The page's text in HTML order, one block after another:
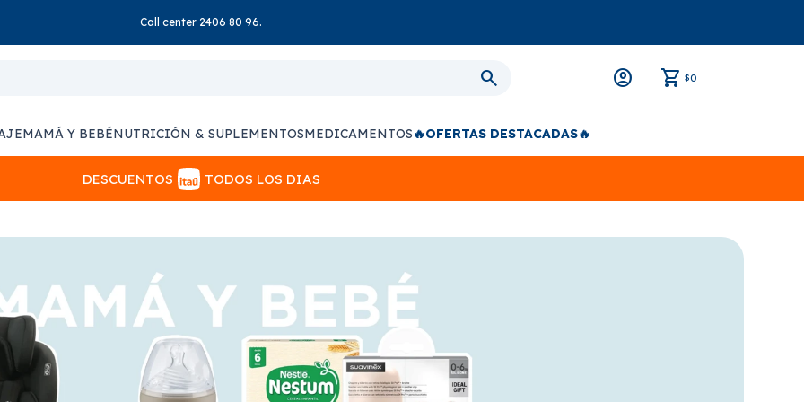
Call center 2406 80 96.
$0
MAMÁ Y BEBÉNUTRICIÓN & SUPLEMENTOSMEDICAMENTOS🔥OFERTAS DESTACADAS🔥
DESCUENTOS TODOS LOS DIAS